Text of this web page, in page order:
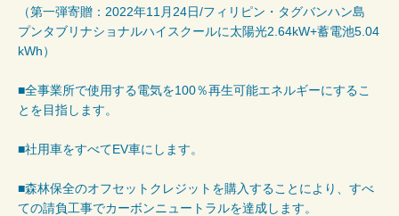
（第一弾寄贈：2022年11月24日/フィリピン・タグバンハン島
プンタブリナショナルハイスクールに太陽光2.64kW+蓄電池5.04
kWh）
■全事業所で使用する電気を100％再生可能エネルギーにするこ
とを目指します。
■社用車をすべてEV車にします。
■森林保全のオフセットクレジットを購入することにより、すべ
ての請負工事でカーボンニュートラルを達成します。